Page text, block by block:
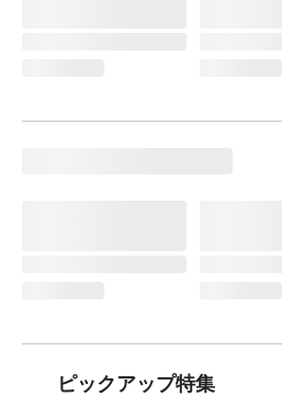
ピックアップ特集